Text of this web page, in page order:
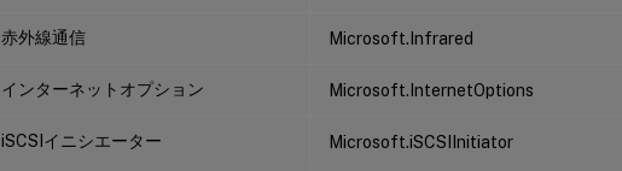
赤外線通信 Microsoft.Infrared
インターネットオプション Microsoft.InternetOptions
iSCSIイニシエーター Microsoft.iSCSIInitiator